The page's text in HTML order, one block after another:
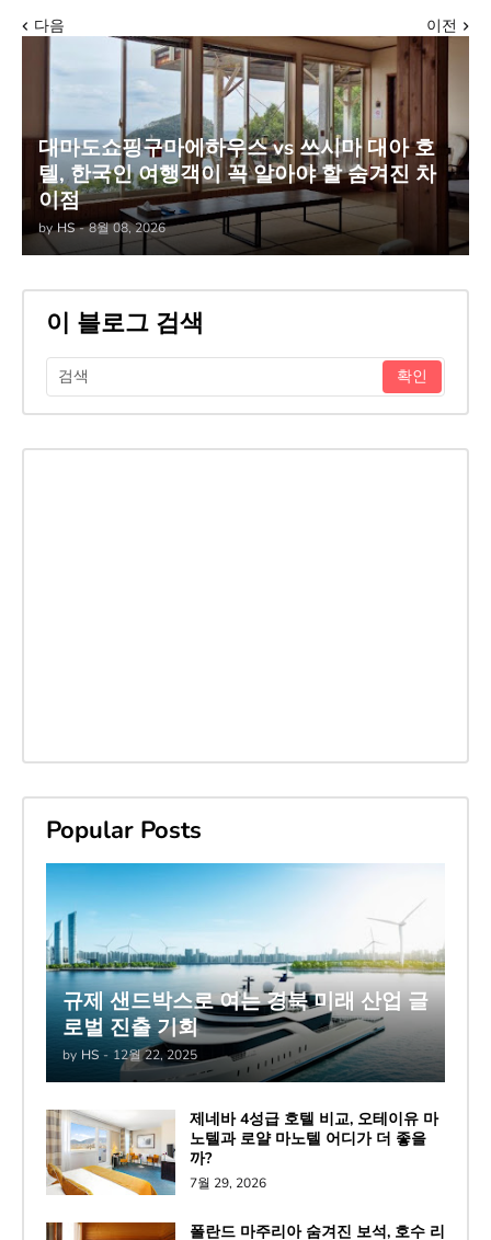
다음 이전
대마도쇼핑구마에하우스 vs 쓰시마 대아 호
텔, 한국인 여행객이 꼭 알아야 할 숨겨진 차
이점
by HS - 8월 08, 2026
이 블로그 검색
Popular Posts
규제 샌드박스로 여는 경북 미래 산업 글
로벌 진출 기회
by HS - 12월 22, 2025
제네바 4성급 호텔 비교, 오테이유 마
노텔과 로얄 마노텔 어디가 더 좋을
까?
7월 29, 2026
폴란드 마주리아 숨겨진 보석, 호수 리